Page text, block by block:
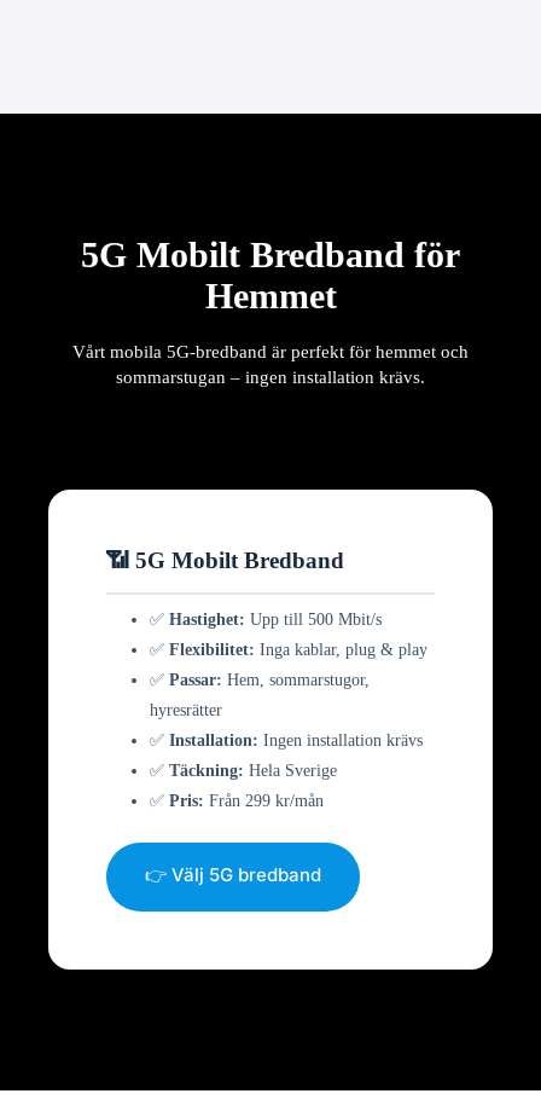
5G Mobilt Bredband för
Hemmet
Vårt mobila 5G-bredband är perfekt för hemmet och
sommarstugan – ingen installation krävs.
📶 5G Mobilt Bredband
✅ Hastighet: Upp till 500 Mbit/s
✅ Flexibilitet: Inga kablar, plug & play
✅ Passar: Hem, sommarstugor,
hyresrätter
✅ Installation: Ingen installation krävs
✅ Täckning: Hela Sverige
✅ Pris: Från 299 kr/mån
👉 Välj 5G bredband